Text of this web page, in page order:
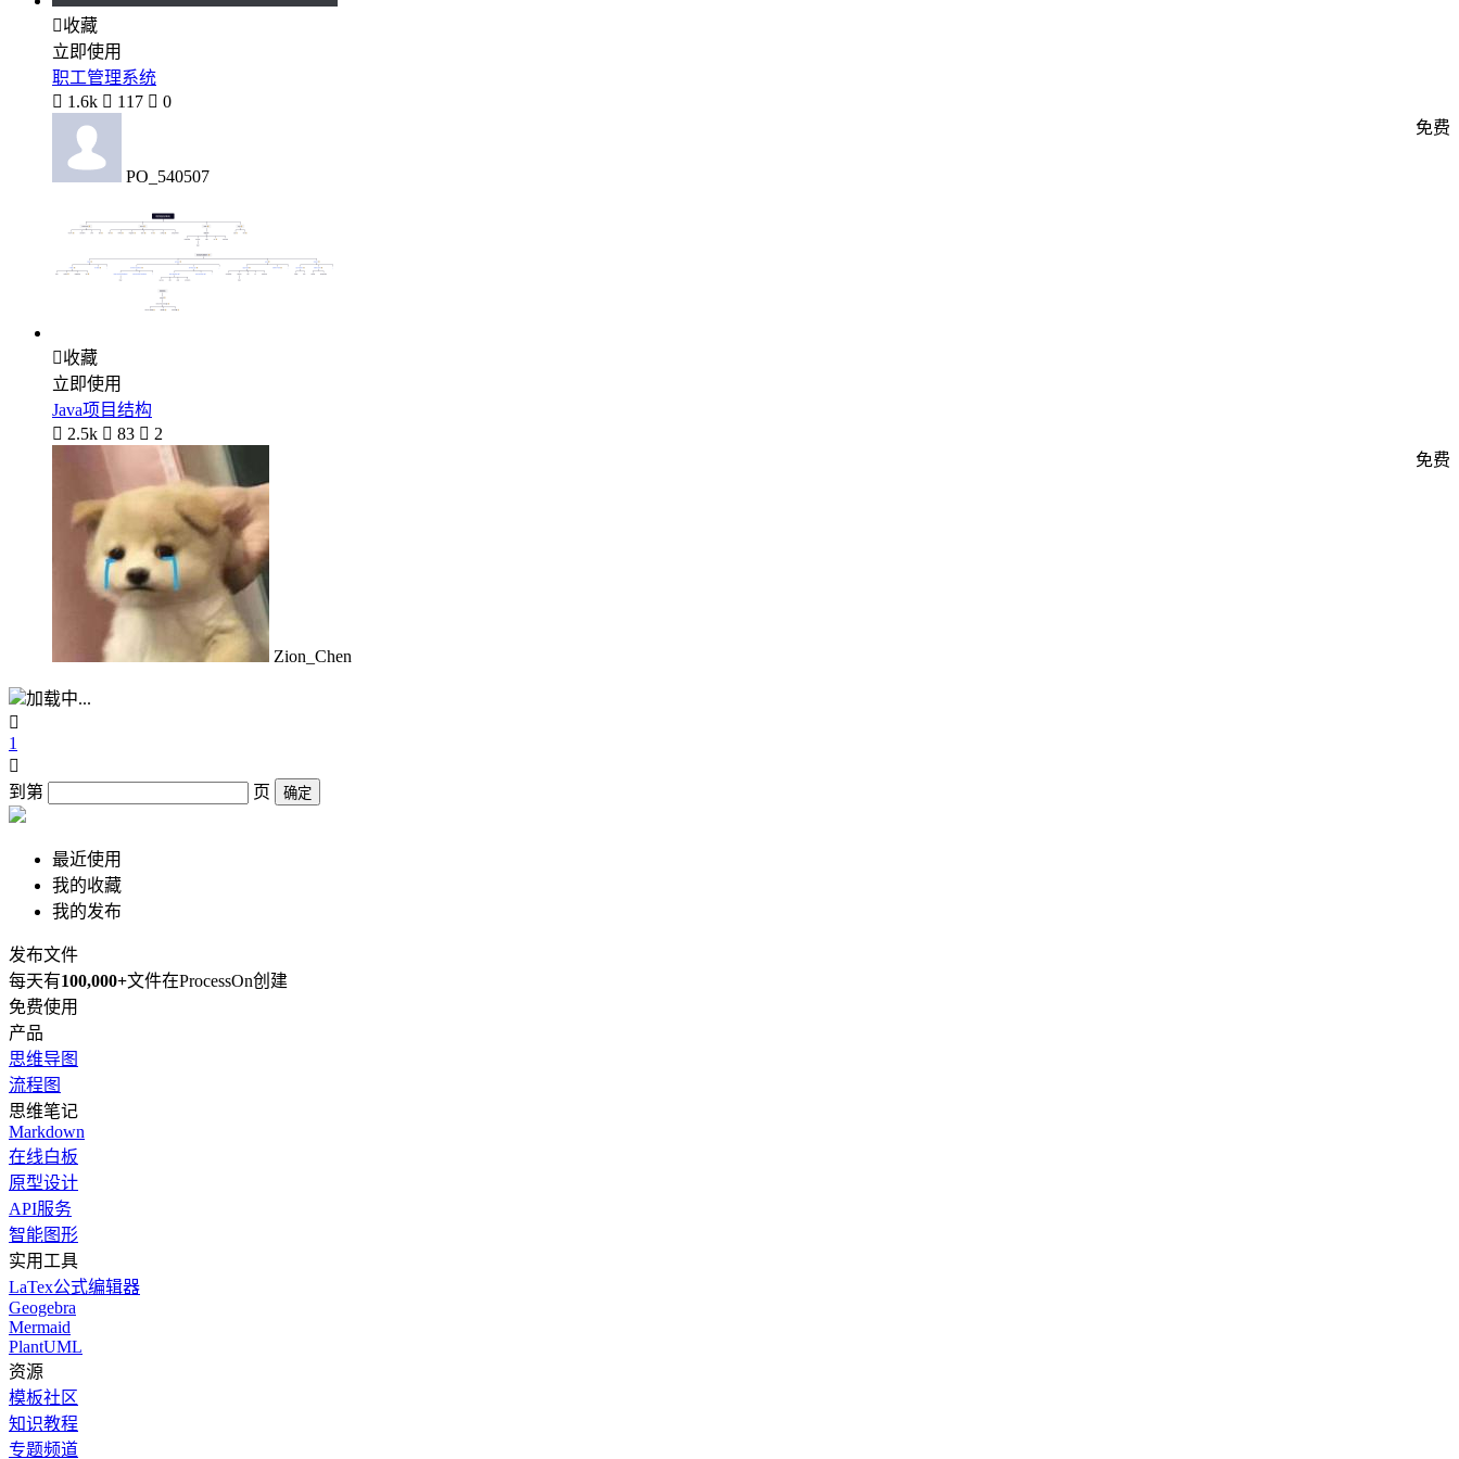
收藏
立即使用
职工管理系统
 1.6k  117  0
PO_540507
免费
收藏
立即使用
Java项目结构
 2.5k  83  2
Zion_Chen
免费
加载中...

1

到第
页 确定
最近使用
我的收藏
我的发布
发布文件
每天有100,000+文件在ProcessOn创建
免费使用
产品
思维导图
流程图
思维笔记
Markdown
在线白板
原型设计
API服务
智能图形
实用工具
LaTex公式编辑器
Geogebra
Mermaid
PlantUML
资源
模板社区
知识教程
专题频道